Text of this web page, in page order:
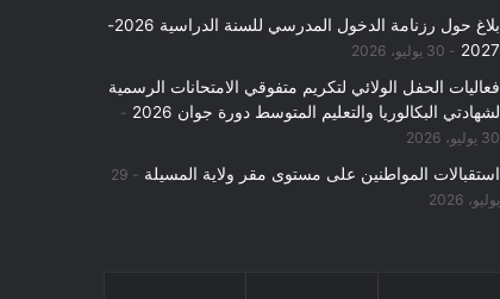
بلاغ حول رزنامة الدخول المدرسي للسنة الدراسية 2026-
2027
30 يوليو، 2026
فعاليات الحفل الولائي لتكريم متفوقي الامتحانات الرسمية
لشهادتي البكالوريا والتعليم المتوسط دورة جوان 2026
30 يوليو، 2026
استقبالات المواطنين على مستوى مقر ولاية المسيلة
29
يوليو، 2026